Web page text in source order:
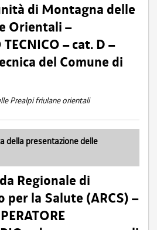
di Montagna delle
Orientali –
– cat. D –
del Comune di
Prealpi friulane orientali
della presentazione delle
Regionale di
per la Salute (ARCS) –